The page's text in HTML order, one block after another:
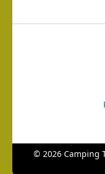
© 2026 Camping